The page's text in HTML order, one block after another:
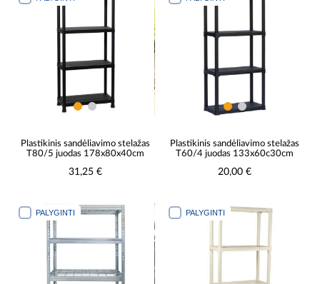
Plastikinis sandėliavimo stelažas
T80/5 juodas 178x80x40cm
31,25 €
Plastikinis sandėliavimo stelažas
T60/4 juodas 133x60c30cm
20,00 €
PALYGINTI PALYGINTI